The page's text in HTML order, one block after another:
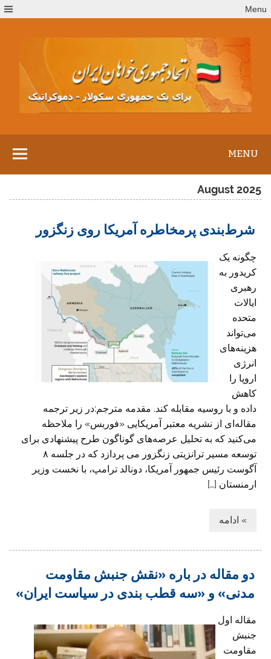
to
Menu
MENU
August 2025
شرط‌بندی پرمخاطره آمریکا روی زنگزور
چگونه یک
کریدور به
رهبری
ایالات
متحده
می‌تواند
هزینه‌های
انرژی
اروپا را
کاهش
داده و با روسیه مقابله کند. مقدمه مترجم:در زیر ترجمه
مقاله‌ای از نشریه معتبر آمریکایی «فوربس» را ملاحظه
می‌کنید که به تحلیل عرصه‌های گوناگون طرح پیشنهادی برای
توسعه مسیر ترانزیتی زنگزور می پردازد که در جلسه ۸
آگوست رئیس جمهور آمریکا، دونالد ترامپ، با نخست وزیر
ارمنستان […]
» ادامه
دو مقاله در باره «نقش جنبش مقاومت
مدنی» و «سه قطب بندی در سیاست ایران»
مقاله اول
جنبش
مقاومت